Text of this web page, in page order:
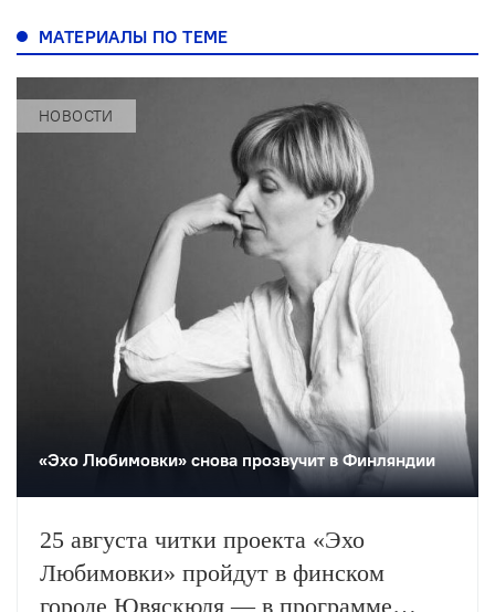
МАТЕРИАЛЫ ПО ТЕМЕ
НОВОСТИ
«Эхо Любимовки» снова прозвучит в Финляндии
25 августа читки проекта «Эхо
Любимовки» пройдут в финском
городе Ювяскюля — в программе